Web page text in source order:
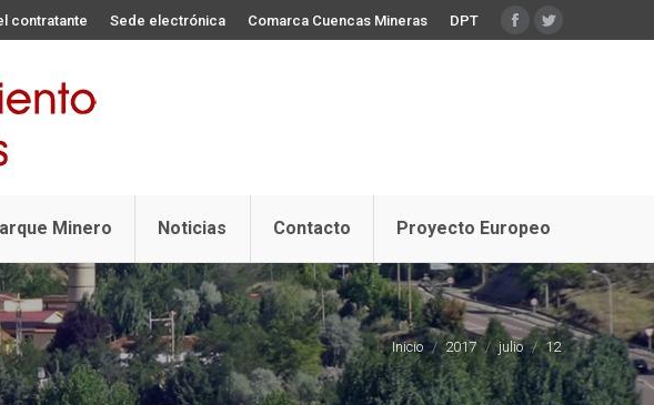
contratante Sede electrónica Comarca Cuencas Mineras DPT Facebook
Twitter
Minero Noticias Contacto Proyecto Europeo
Estás aquí:
Inicio 2017 julio 12